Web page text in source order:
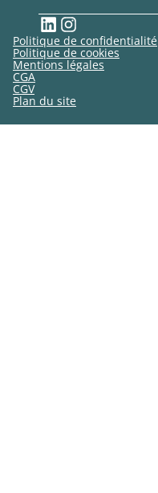
LinkedIn
Instagram
Politique de confidentialité
Politique de cookies
Mentions légales
CGA
CGV
Plan du site